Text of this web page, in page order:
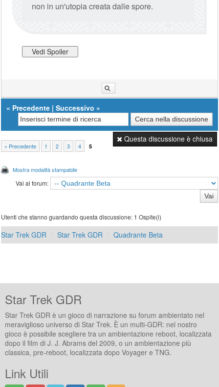
non in un'utopia creata dalle spore.
« Precedente |Successivo »
« Precedente 1 2 3 4 5
Questa discussione è chiusa
Mostra modalità stampabile
Vai al forum:
Utenti che stanno guardando questa discussione: 1 Ospite(i)
Star Trek GDR Star Trek GDR Quadrante Beta
Star Trek GDR
Star Trek GDR è un gioco di narrazione su forum ambientato nel
meraviglioso universo di Star Trek. È un multi-GDR: nel nostro
gioco è possibile scegliere tra un ambientazione reboot, localizzata
dopo il film di J. J. Abrams del 2009, o un ambientazione più
classica, pre-reboot, localizzata dopo Voyager e TNG.
Link Utili